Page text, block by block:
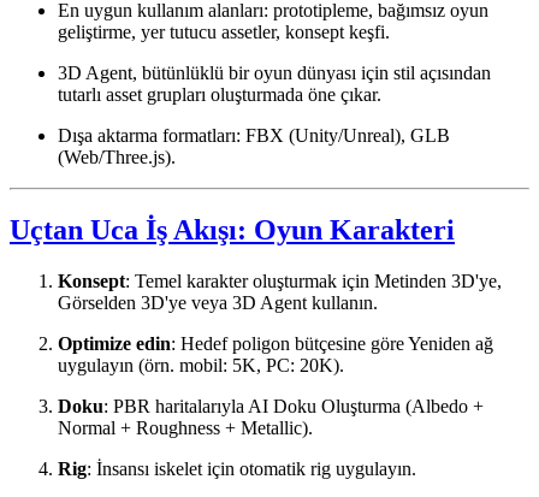
En uygun kullanım alanları: prototipleme, bağımsız oyun
geliştirme, yer tutucu assetler, konsept keşfi.
3D Agent, bütünlüklü bir oyun dünyası için stil açısından
tutarlı asset grupları oluşturmada öne çıkar.
Dışa aktarma formatları: FBX (Unity/Unreal), GLB
(Web/Three.js).
Uçtan Uca İş Akışı: Oyun Karakteri
Konsept: Temel karakter oluşturmak için Metinden 3D'ye,
Görselden 3D'ye veya 3D Agent kullanın.
Optimize edin: Hedef poligon bütçesine göre Yeniden ağ
uygulayın (örn. mobil: 5K, PC: 20K).
Doku: PBR haritalarıyla AI Doku Oluşturma (Albedo +
Normal + Roughness + Metallic).
Rig: İnsansı iskelet için otomatik rig uygulayın.